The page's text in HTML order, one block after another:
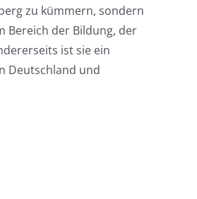
zu kümmern, sondern
Bereich der Bildung, der
ist sie ein
Deutschland und